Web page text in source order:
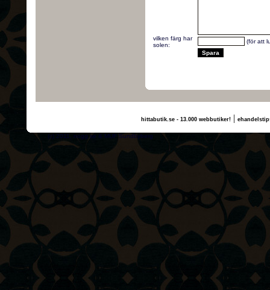
vilken färg har
solen:
(för att
hittabutik.se - 13.000 webbutiker!|
(c) 2011, nogg.se & MUF Sundbyberg